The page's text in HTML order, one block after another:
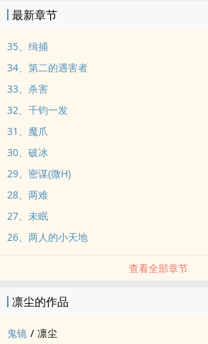
每个人都有嫌疑，每个人都有可能，谁才是凶
已完结。
36、逃逸 37、凶手 38、尾声
最新章节
35、缉捕
34、第二的遇害者
33、杀害
32、千钧一发
31、魔爪
30、破冰
29、密谋(微H)
28、两难
27、未眠
26、两人的小天地
查看全部章节
凛尘的作品
鬼镜 / 凛尘